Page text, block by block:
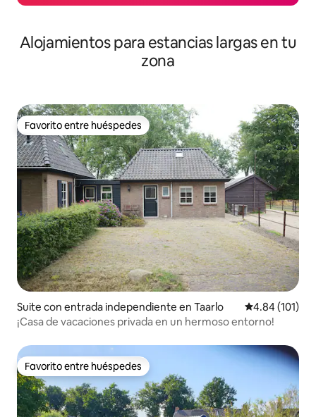
Alojamientos para estancias largas en tu
zona
Favorito entre huéspedes
Favorito entre huéspedes
Suite con entrada independiente en Taarlo Calificación
4.84 (101)
¡Casa de vacaciones privada en un hermoso entorno!
Favorito entre huéspedes
Favorito entre huéspedes